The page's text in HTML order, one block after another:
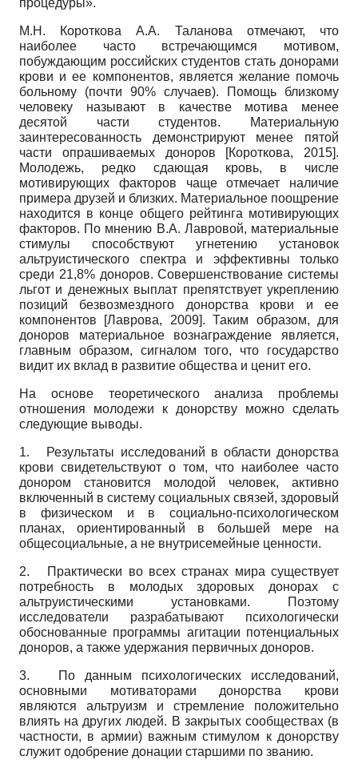
процедуры».
М.Н. Короткова А.А. Таланова отмечают, что
наиболее часто встречающимся мотивом,
побуждающим российских студентов стать донорами
крови и ее компонентов, является желание помочь
больному (почти 90% случаев). Помощь близкому
человеку называют в качестве мотива менее
десятой части студентов. Материальную
заинтересованность демонстрируют менее пятой
части опрашиваемых доноров
[Короткова, 2015].
Молодежь, редко сдающая кровь, в числе
мотивирующих факторов чаще отмечает наличие
примера друзей и близких. Материальное поощрение
находится в конце общего рейтинга мотивирующих
факторов. По мнению В.А. Лавровой, материальные
стимулы способствуют угнетению установок
альтруистического спектра и эффективны только
среди 21,8% доноров. Совершенствование системы
льгот и денежных выплат препятствует укреплению
позиций безвозмездного донорства крови и ее
компонентов [Лаврова, 2009]. Таким образом, для
доноров материальное вознаграждение является,
главным образом, сигналом того, что государство
видит их вклад в развитие общества и ценит его.
На основе теоретического анализа проблемы
отношения молодежи к донорству можно сделать
следующие выводы.
1. Результаты исследований в области донорства
крови свидетельствуют о том, что наиболее часто
донором становится молодой человек, активно
включенный в систему социальных связей, здоровый
в физическом и в социально-психологическом
планах, ориентированный в большей мере на
общесоциальные, а не вну­трисемейные ценности.
2.
Практически во всех странах мира существует
потребность в молодых здоровых донорах с
альтруистическими установками. Поэтому
исследователи разрабатывают психологически
обоснованные программы агитации потенциальных
доноров, а также удержания первичных доноров.
3.
По данным психологических исследований,
основными мотиваторами донорства крови
являются альтруизм и стремление положительно
влиять на других людей. В закрытых сообществах (в
частности, в армии) важным стимулом к донорству
служит одобрение донации старшими по званию.